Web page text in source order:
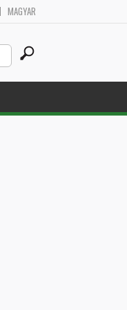
MAGYAR
Search
this
site